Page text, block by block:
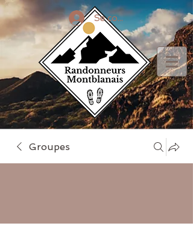
Se connecter
Groupes